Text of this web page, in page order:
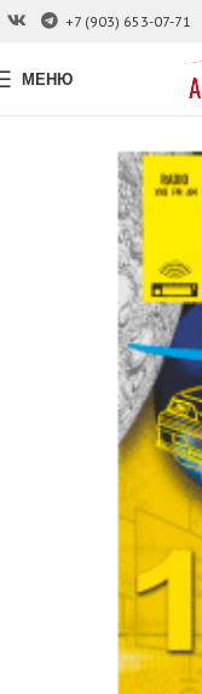
+7 (903) 653-07-71
МЕНЮ